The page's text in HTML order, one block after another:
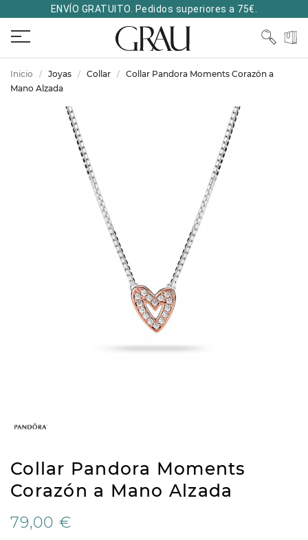
ENVÍO GRATUITO. Pedidos superiores a 75€.
Inicio Joyas Collar
Collar Pandora Moments Corazón a
Mano Alzada
Collar Pandora Moments
Corazón a Mano Alzada
79,00 €